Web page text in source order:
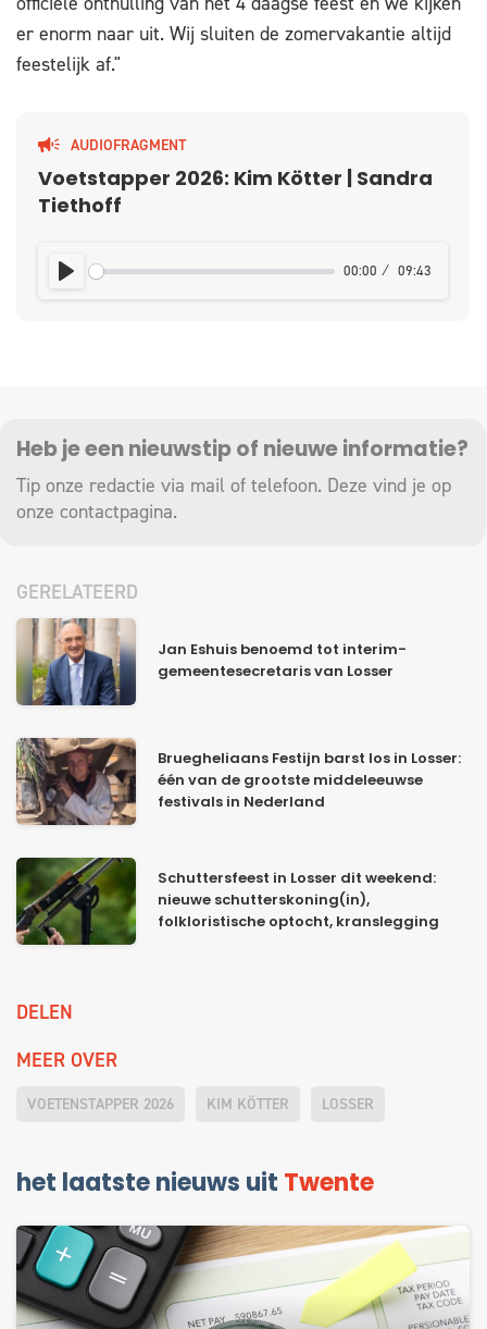
er enorm naar uit. Wij sluiten de zomervakantie altijd
feestelijk af."
AUDIOFRAGMENT
Voetstapper 2026: Kim Kötter | Sandra
Tiethoff
PLAY 00:00 09:43
Heb je een nieuwstip of nieuwe informatie?
Tip onze redactie via mail of telefoon. Deze vind je op
onze contactpagina.
GERELATEERD
Jan Eshuis benoemd tot interim-
gemeentesecretaris van Losser
Bruegheliaans Festijn barst los in Losser:
één van de grootste middeleeuwse
festivals in Nederland
Schuttersfeest in Losser dit weekend:
nieuwe schutterskoning(in),
folkloristische optocht, kranslegging
DELEN
MEER OVER
VOETENSTAPPER 2026 KIM KÖTTER LOSSER
het laatste nieuws uit Twente